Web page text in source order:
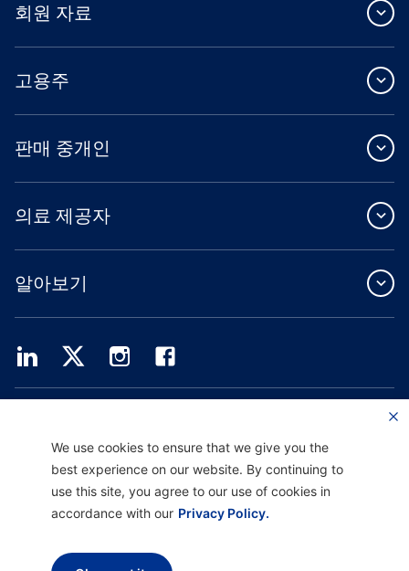
회원 자료
고용주
판매 중개인
의료 제공자
알아보기
Providence Health Assurance는 Medicare 및 Oregon Health Plan 계약을 체결한
은 계약 갱신에 따라 달라집니다.
보 보호 정책
We use cookies to ensure that we give you the
best experience on our website. By continuing to
use this site, you agree to our use of cookies in
accordance with our Privacy Policy.